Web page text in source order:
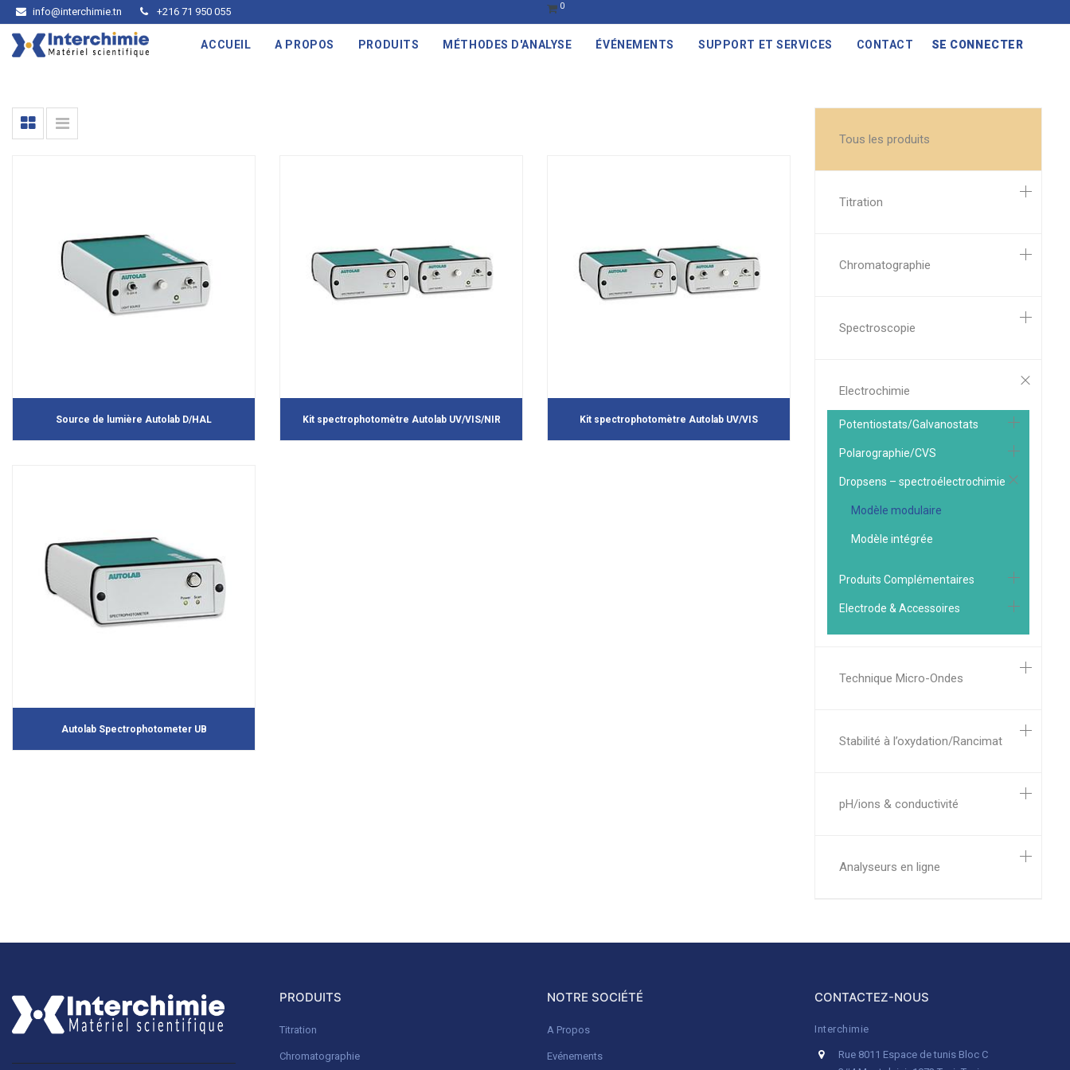
info@interchimie.tn +216 71 950 055 0
ACCUEIL A PROPOS PRODUITS MÉTHODES D'ANALYSE ÉVÉNEMENTS SUPPORT ET SERVICES CONTACT SE CONNECTER
Tous les produits
Titration
Chromatographie
Spectroscopie
Electrochimie
Potentiostats/Galvanostats
Polarographie/CVS
Dropsens – spectroélectrochimie
Modèle modulaire
Modèle intégrée
Produits Complémentaires
Electrode & Accessoires
Technique Micro-Ondes
Stabilité à l’oxydation/Rancimat
pH/ions & conductivité
Analyseurs en ligne
Source de lumière Autolab D/HAL Kit spectrophotomètre Autolab UV/VIS/NIR Kit spectrophotomètre Autolab UV/VIS
Autolab Spectrophotometer UB
PRODUITS
Titration
Chromatographie
NOTRE SOCIÉTÉ
A Propos
Evénements
CONTACTEZ-NOUS
Interchimie
Rue 8011 Espace de tunis Bloc C